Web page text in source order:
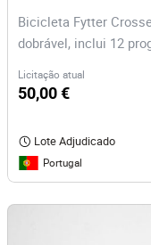
Bicicleta Fytter
dobrável, inclui 12
Licitação atual
50,00 €
Lote Adjudicado
Portugal